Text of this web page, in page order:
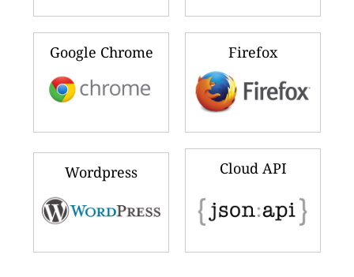
Google Chrome Firefox
Wordpress Cloud API